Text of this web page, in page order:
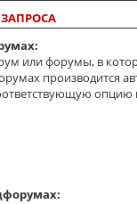
или форумы, в
производится
опцию